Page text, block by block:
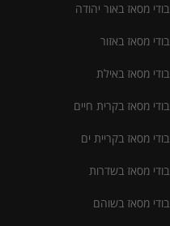
בודי מסאז באור יהודה
בודי מסאז באזור
בודי מסאז באילת
בודי מסאז בקרית חיים
בודי מסאז בקריית ים
בודי מסאז בשדרות
בודי מסאז בשוהם